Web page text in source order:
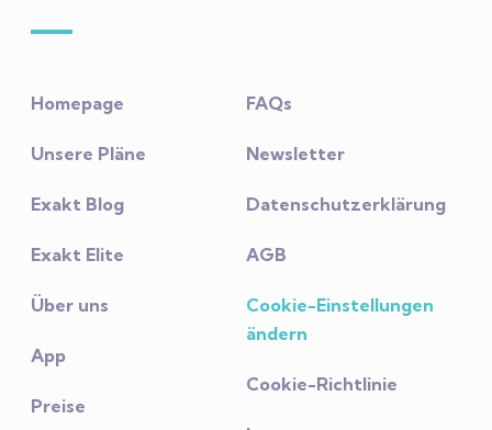
Homepage
Unsere Pläne
Exakt Blog
Exakt Elite
Über uns
App
Preise
FAQs
Newsletter
Datenschutzerklärung
AGB
Cookie-Einstellungen
ändern
Cookie-Richtlinie